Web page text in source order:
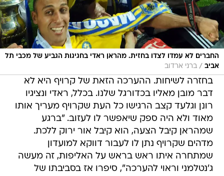
החברים לא עמדו לצדו בחזית. מהראן ראדי בחגיגות הגביע של מכבי תל
אביב / ברני ארדוב
בחזרה לשיחות. ההערכה הזאת של קרויף היא לא
דבר מובן מאליו בכדורגל שלנו. בכלל, ראדי ונציגיו
רונן וגלעד קצב הרגישו כל העת שקרויף מעריך אותו
מאוד ולא היה ספק שיאפשר לו לעזוב. "ברגע
שמהראן קיבל הצעה, הוא קיבל אור ירוק ללכת.
מדהים שקרויף נתן לו לעבור דווקא למועדון
שמתחרה איתו ראש בראש על האליפות, זה מעשה
ג'נטלמני וראוי להערכה", סיפרו אז בסביבתו של